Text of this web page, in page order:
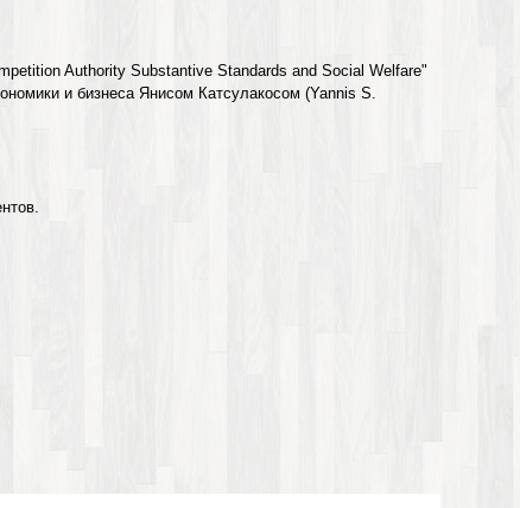
Authority Substantive Standards and Social Welfare"
и бизнеса Янисом Катсулакосом (Yannis S.